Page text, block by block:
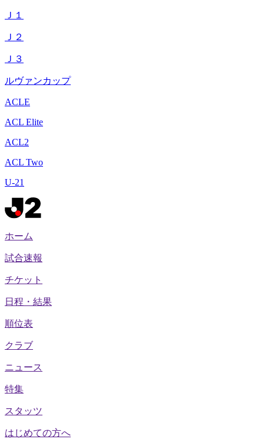
Ｊ１
Ｊ２
Ｊ３
ルヴァンカップ
ACLE
ACL Elite
ACL2
ACL Two
U-21
ホーム
試合速報
チケット
日程・結果
順位表
クラブ
ニュース
特集
スタッツ
はじめての方へ